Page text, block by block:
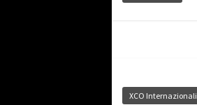
XCO Internazionali